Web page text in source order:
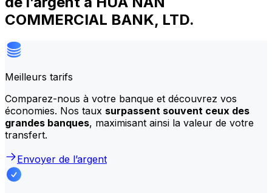
COMMERCIAL BANK, LTD.
Meilleurs tarifs
Comparez-nous à votre banque et découvrez vos
économies. Nos taux surpassent souvent ceux des
grandes banques, maximisant ainsi la valeur de votre
transfert.
Envoyer de l’argent